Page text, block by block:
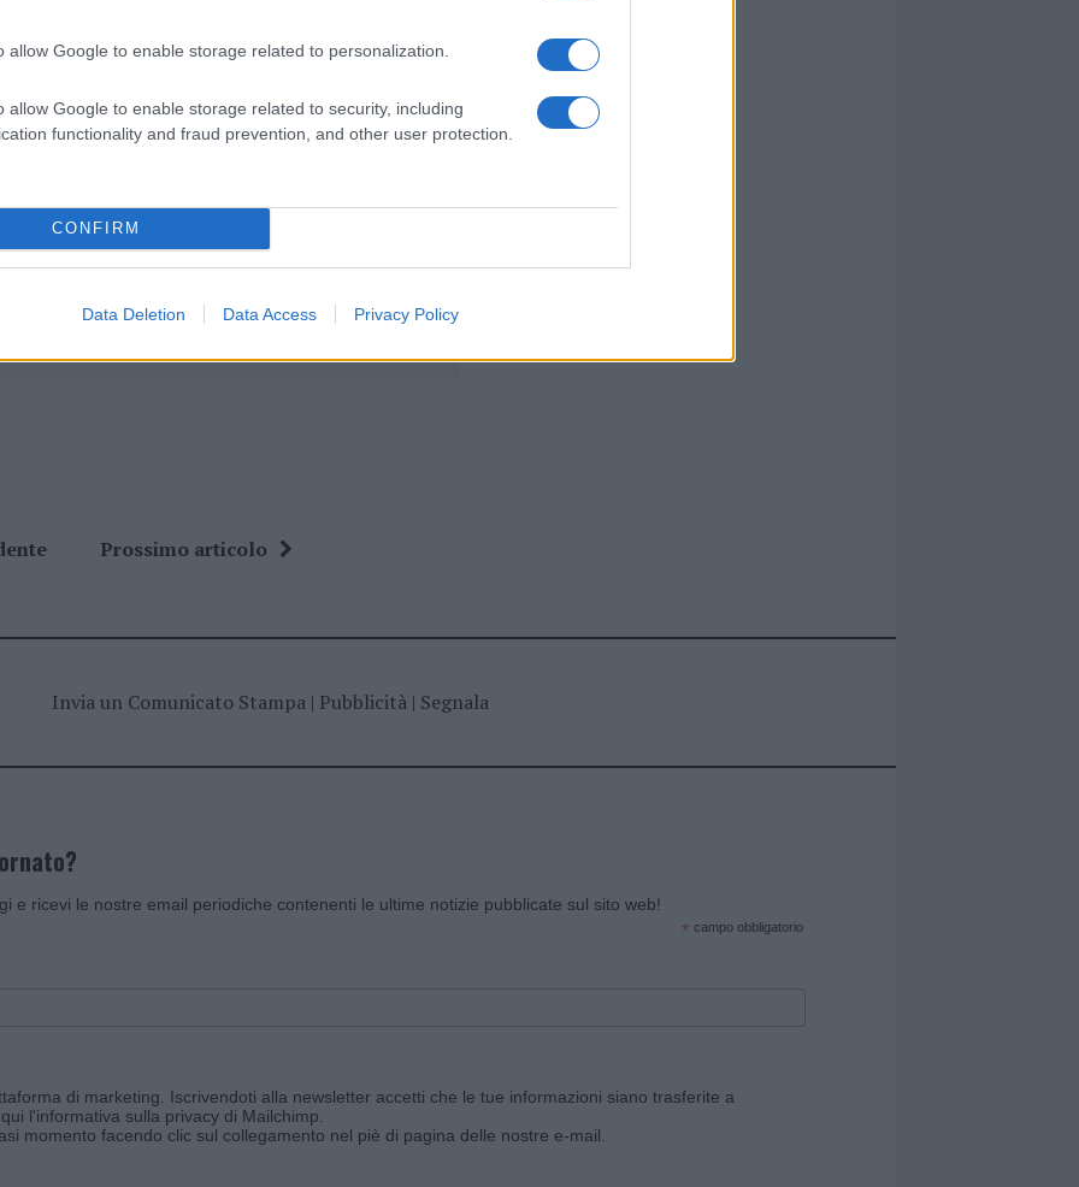
allow Google to enable storage related to personalization.
allow Google to enable storage related to security, including
functionality and fraud prevention, and other user protection.
CONFIRM
Data Deletion Data Access Privacy Policy
di GalluraOggi.it
i tuoi video e le tue foto
+39 345 356 7512
news daGoogle News
Prossimo articolo
Invia un Comunicato Stampa| Pubblicità| Segnala
e ricevi le nostre email periodiche contenenti le ultime notizie pubblicate sul sito web!
* campo obbligatorio
di marketing. Iscrivendoti alla newsletter accetti che le tue informazioni siano trasferite a
l'informativa sulla privacy di Mailchimp
momento facendo clic sul collegamento nel piè di pagina delle nostre e-mail.